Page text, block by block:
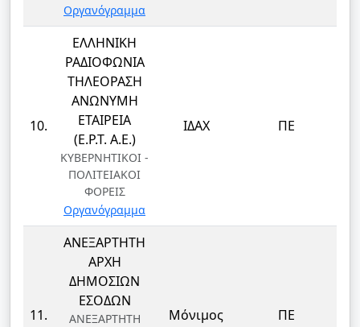
Οργανόγραμμα
10.
ΕΛΛΗΝΙΚΗ
ΡΑΔΙΟΦΩΝΙΑ
ΤΗΛΕΟΡΑΣΗ
ΑΝΩΝΥΜΗ
ΕΤΑΙΡΕΙΑ
(Ε.Ρ.Τ. Α.Ε.)
ΚΥΒΕΡΝΗΤΙΚΟΙ -
ΠΟΛΙΤΕΙΑΚΟΙ
ΦΟΡΕΙΣ
Οργανόγραμμα
ΙΔΑΧ ΠΕ
11.
ΑΝΕΞΑΡΤΗΤΗ
ΑΡΧΗ
ΔΗΜΟΣΙΩΝ
ΕΣΟΔΩΝ
ΑΝΕΞΑΡΤΗΤΗ
Μόνιμος ΠΕ